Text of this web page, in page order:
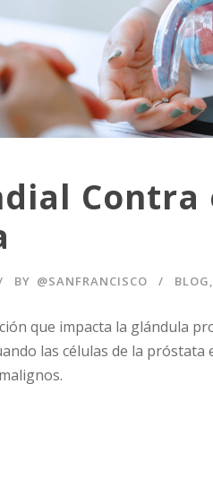
Contra
BY @SANFRANCISCO BLOG,
que impacta la glándula
las células de la